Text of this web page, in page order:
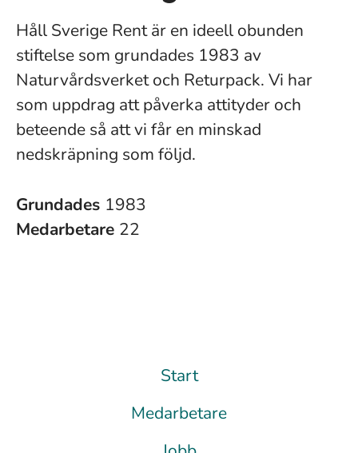
Håll Sverige Rent är en ideell obunden
stiftelse som grundades 1983 av
Naturvårdsverket och Returpack. Vi har
som uppdrag att påverka attityder och
beteende så att vi får en minskad
nedskräpning som följd.
Grundades 1983
Medarbetare 22
Start
Medarbetare